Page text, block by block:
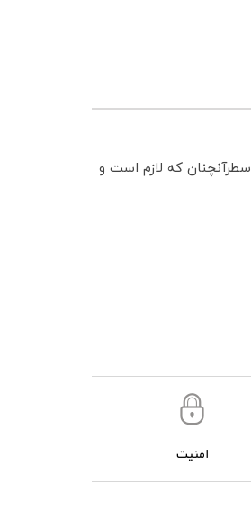
که لازم است و
امنیت